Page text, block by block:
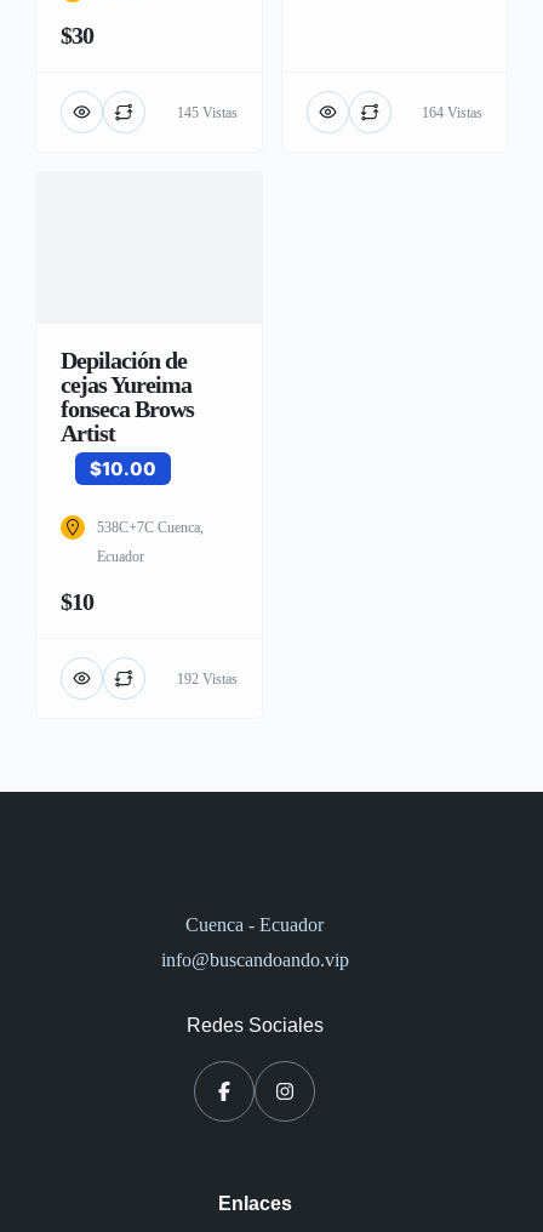
$30
145 Vistas 164 Vistas
Depilación de
cejas Yureima
fonseca Brows
Artist
$10.00
538C+7C Cuenca,
Ecuador
$10
192 Vistas
Cuenca - Ecuador
info@buscandoando.vip
Redes Sociales
Enlaces